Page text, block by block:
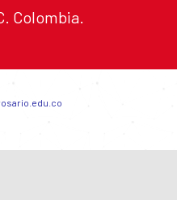
Colombia.